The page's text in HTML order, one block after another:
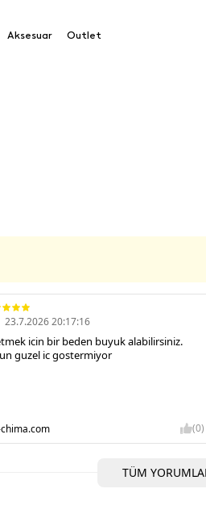
Aksesuar Outlet
23.7.2026 20:17:16
icin bir beden buyuk alabilirsiniz.
guzel ic gostermiyor
(0)
TÜM